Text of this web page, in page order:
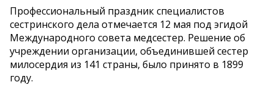
Профессиональный праздник специалистов
сестринского дела отмечается 12 мая под эгидой
Международного совета медсестер. Решение об
учреждении организации, объединившей сестер
милосердия из 141 страны, было принято в 1899
году.